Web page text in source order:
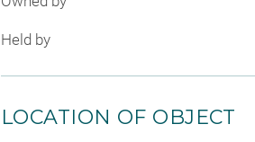
Held by
LOCATION OF OBJECT